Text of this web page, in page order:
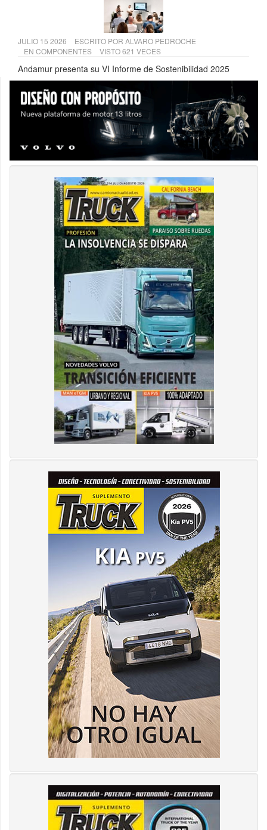
JULIO 15 2026 ESCRITO POR ALVARO PEDROCHE
EN COMPONENTES VISTO 621 VECES
Andamur presenta su VI Informe de Sostenibilidad 2025